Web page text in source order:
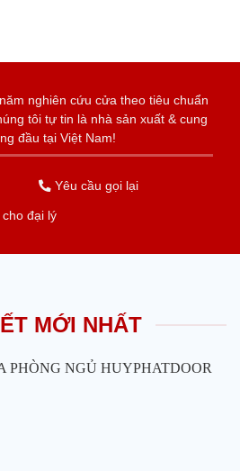
nghiên cứu cửa theo tiêu chuẩn
tôi tự tin là nhà sản xuất & cung
đầu tại Việt Nam!
Yêu cầu gọi lại
cho đại lý
MỚI NHẤT